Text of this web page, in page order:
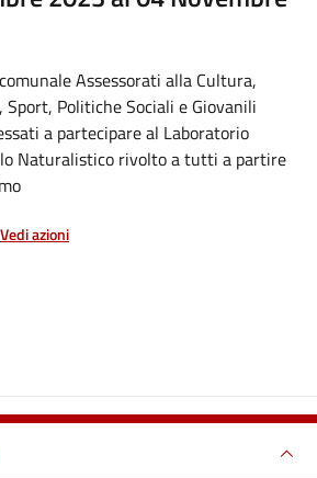
Assessorati alla Cultura,
Sport, Politiche Sociali e Giovanili
a partecipare al Laboratorio
Naturalistico rivolto a tutti a partire
Vedi azioni